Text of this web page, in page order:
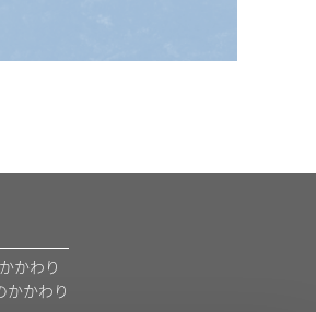
かわり
かかわり